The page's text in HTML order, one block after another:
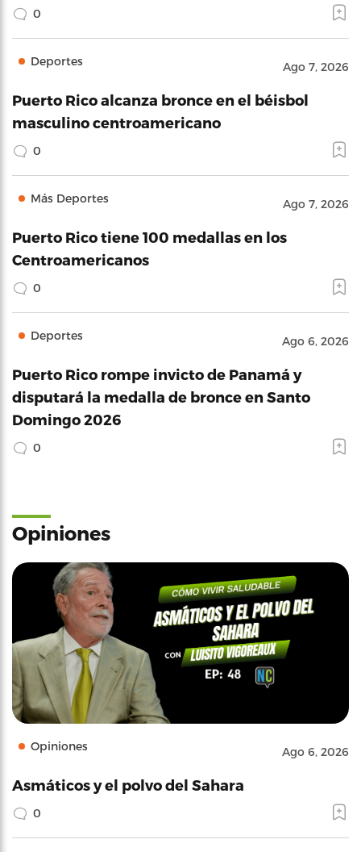
0
Deportes Ago 7, 2026
Puerto Rico alcanza bronce en el béisbol
masculino centroamericano
0
Más Deportes Ago 7, 2026
Puerto Rico tiene 100 medallas en los
Centroamericanos
0
Deportes Ago 6, 2026
Puerto Rico rompe invicto de Panamá y
disputará la medalla de bronce en Santo
Domingo 2026
0
Opiniones
Opiniones Ago 6, 2026
Asmáticos y el polvo del Sahara
0